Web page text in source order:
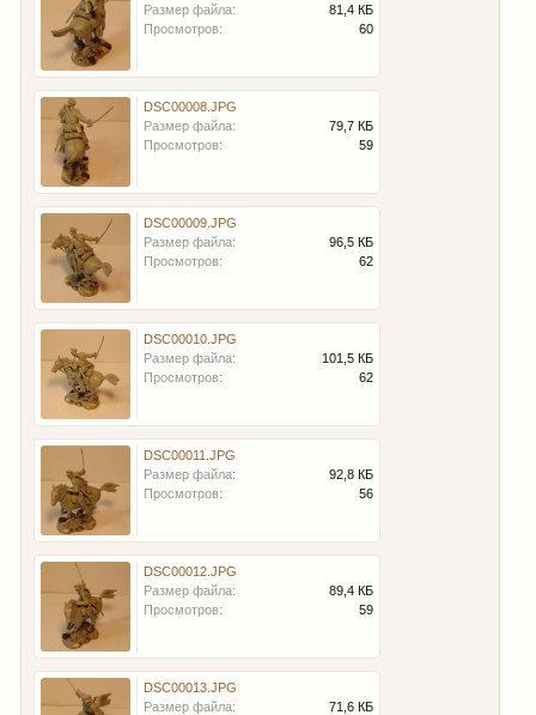
Размер файла:
81,4 КБ
Просмотров:
60
DSC00008.JPG
Размер файла:
79,7 КБ
Просмотров:
59
DSC00009.JPG
Размер файла:
96,5 КБ
Просмотров:
62
DSC00010.JPG
Размер файла:
101,5 КБ
Просмотров:
62
DSC00011.JPG
Размер файла:
92,8 КБ
Просмотров:
56
DSC00012.JPG
Размер файла:
89,4 КБ
Просмотров:
59
DSC00013.JPG
Размер файла:
71,6 КБ